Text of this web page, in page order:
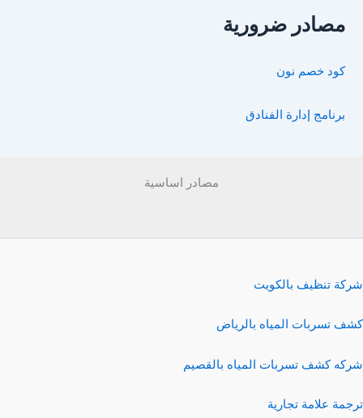
مصادر ضرورية
كود خصم نون
برنامج إدارة الفنادق
مصادر اساسية
شركة تنظيف بالكويت
كشف تسربات المياه بالرياض
شركه كشف تسربات المياه بالقصيم
ترجمة علامة تجارية